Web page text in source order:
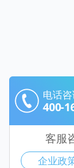
电话
400-
客服
企业政